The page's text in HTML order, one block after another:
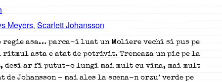
Meyers, Scarlett Johansson
regie asa… parca-i luat un Moliere vechi si pus pe
ritmul asta e atat de potrivit. Treneaza un pic pe la
desi ar fi putut-o lungi mai mult cu vina, mai mult
de Johansson – mai ales la scena-n orzu’ verde pe